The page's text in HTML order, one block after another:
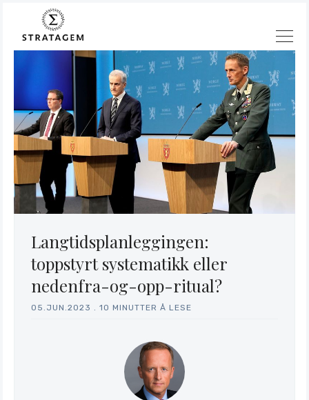
Stratagem
Langtidsplanleggingen:
toppstyrt systematikk eller
nedenfra-og-opp-ritual?
05.JUN.2023 10 MINUTTER Å LESE